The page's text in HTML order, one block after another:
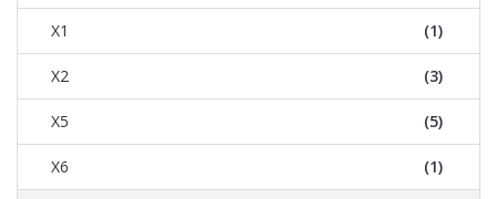
X1 (1)
X2 (3)
X5 (5)
X6 (1)